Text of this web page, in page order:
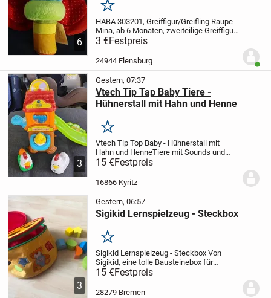
6
Merken
HABA 303201, Greiffigur/Greifling Raupe
Mina, ab 6 Monaten, zweiteilige Greiffigur
mit Glöckchen und Knisterfolie, mit
abnehmbarem Flügelring, ca. 17 cm,
Design by: Jutta Neundorfer, gebraucht,
gut...
3 €Festpreis
24944 Flensburg
3
Gestern, 07:37
Vtech Tip Tap Baby Tiere -
Hühnerstall mit Hahn und Henne
Merken
Vtech Tip Top Baby - Hühnerstall mit
Hahn und HenneTiere mit Sounds und
MusikBatterien sind mit dabei
Selbstabholer !
per PayPal möglich.
15 €Festpreis
16866 Kyritz
3
Gestern, 06:57
Sigikid Lernspielzeug - Steckbox
Merken
Sigikid Lernspielzeug - Steckbox Von
Sigikid, eine tolle Bausteinebox für
Kleinkinder aus Kunststoff und Vollholz
bringen Kinderaugen zum Leuchten. Mit
der hochwertigen Steckbox im tollen
15 €Festpreis
28279 Bremen